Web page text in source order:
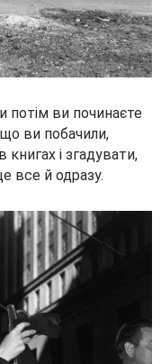
потім ви починаєте
ви побачили,
і згадувати,
все й одразу.